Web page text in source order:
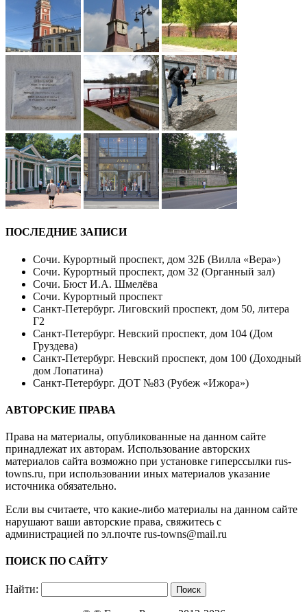
ПОСЛЕДНИЕ ЗАПИСИ
Сочи. Курортный проспект, дом 32Б (Вилла «Вера»)
Сочи. Курортный проспект, дом 32 (Органный зал)
Сочи. Бюст И.А. Шмелёва
Сочи. Курортный проспект
Санкт-Петербург. Лиговский проспект, дом 50, литера
Г2
Санкт-Петербург. Невский проспект, дом 104 (Дом
Груздева)
Санкт-Петербург. Невский проспект, дом 100 (Доходный
дом Лопатина)
Санкт-Петербург. ДОТ №83 (Рубеж «Ижора»)
АВТОРСКИЕ ПРАВА
Права на материалы, опубликованные на данном сайте
принадлежат их авторам. Использование авторских
материалов сайта возможно при установке гиперссылки rus-
towns.ru, при использовании иных материалов указание
источника обязательно.
Если вы считаете, что какие-либо материалы на данном сайте
нарушают ваши авторские права, свяжитесь с
администрацией по эл.почте rus-towns@mail.ru
ПОИСК ПО САЙТУ
Найти: